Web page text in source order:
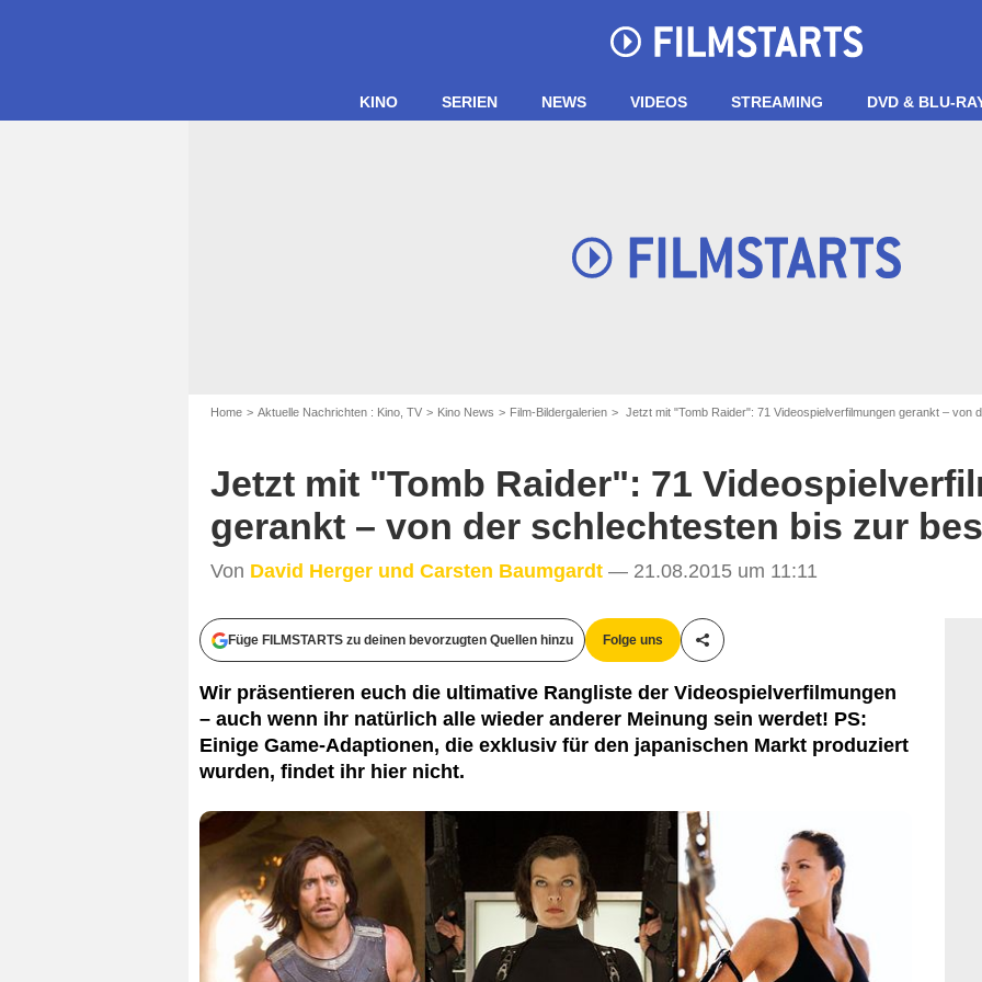
KINO SERIEN NEWS VIDEOS STREAMING DVD & BLU-
Home Aktuelle Nachrichten : Kino, TV Kino News Film-Bildergalerien Jetzt mit "Tomb Raider": 71 Videospielverfilmungen gerankt – von
Jetzt mit "Tomb Raider": 71
gerankt – von der schlechtesten bis zur
Von David Herger und Carsten Baumgardt — 21.08.2015 um 11:11
Füge FILMSTARTS zu deinen bevorzugten Quellen hinzu Folge uns
Teile diesen Artikel
Wir präsentieren euch die ultimative Rangliste der Videospielverfilmungen
– auch wenn ihr natürlich alle wieder anderer Meinung sein werdet! PS:
Einige Game-Adaptionen, die exklusiv für den japanischen Markt produziert
wurden, findet ihr hier nicht.